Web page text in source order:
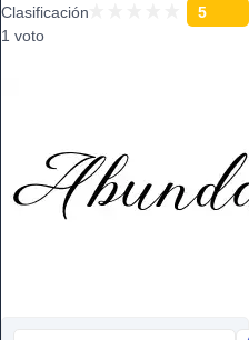
Clasificación
5
1 voto